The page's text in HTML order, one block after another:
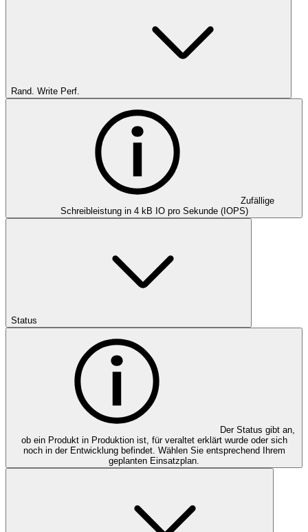
Rand. Write Perf.
Zufällige
Schreibleistung in 4 kB IO pro Sekunde (IOPS)
Status
Der Status gibt an,
ob ein Produkt in Produktion ist, für veraltet erklärt wurde oder sich
noch in der Entwicklung befindet. Wählen Sie entsprechend Ihrem
geplanten Einsatzplan.